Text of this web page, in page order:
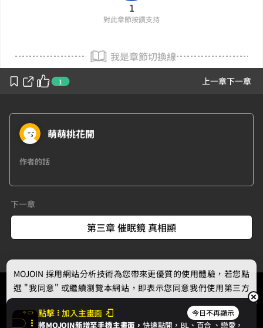
1 上一章下一章
1
對此章節按讚支持
我是章節切換線
萌萌桃花開
作者的話
下一章
第三章 催眠鏡 真相顯
點擊 加入主畫面 今日不再顯示
將MOJOIN新增至手機主畫面，快速點開，BL、 百合 、戀愛，
MOJOIN 採用網站分析技術為您帶來更優質的使用體驗，若您點
選 "我同意" 或繼續瀏覽本網站，即表示您同意我們使用第三方
Cookie，欲瞭解更多資訊請見隱私權政策。